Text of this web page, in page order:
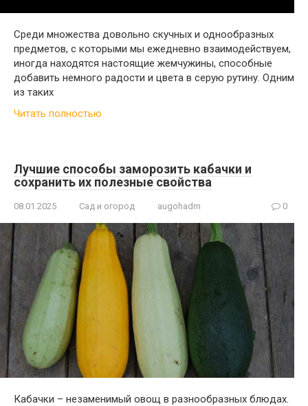
Среди множества довольно скучных и однообразных
предметов, с которыми мы ежедневно взаимодействуем,
иногда находятся настоящие жемчужины, способные
добавить немного радости и цвета в серую рутину. Одним
из таких
Читать полностью
Лучшие способы заморозить кабачки и
сохранить их полезные свойства
08.01.2025 Сад и огород augohadm 0
Кабачки – незаменимый овощ в разнообразных блюдах.